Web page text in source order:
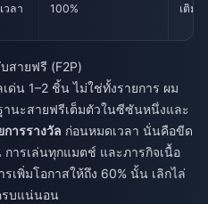
วลา
100% เติมเ
สายฟรี (F2P)
ด่น 1–2 ชิ้น ไม่ใช่ทั้งรายการ ผม
านะสายฟรีเต็มตัวในซีซันหนึ่งและ
ารรางวัล ก่อนหมดเวลา นั่นคือขีด
การเล่นทุกแมตช์ และภารกิจเนื้อ
เพิ่มโอกาสให้ถึง 60% นั้น เลิกไล่
รบแน่นอน